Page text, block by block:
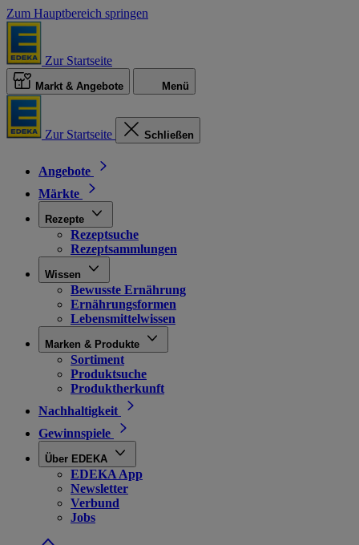
Zum Hauptbereich springen
Zur Startseite
Markt & Angebote Menü
Zur Startseite Schließen
Angebote
Märkte
Rezepte
Rezeptsuche
Rezeptsammlungen
Wissen
Bewusste Ernährung
Ernährungsformen
Lebensmittelwissen
Marken & Produkte
Sortiment
Produktsuche
Produktherkunft
Nachhaltigkeit
Gewinnspiele
Über EDEKA
EDEKA App
Newsletter
Verbund
Jobs